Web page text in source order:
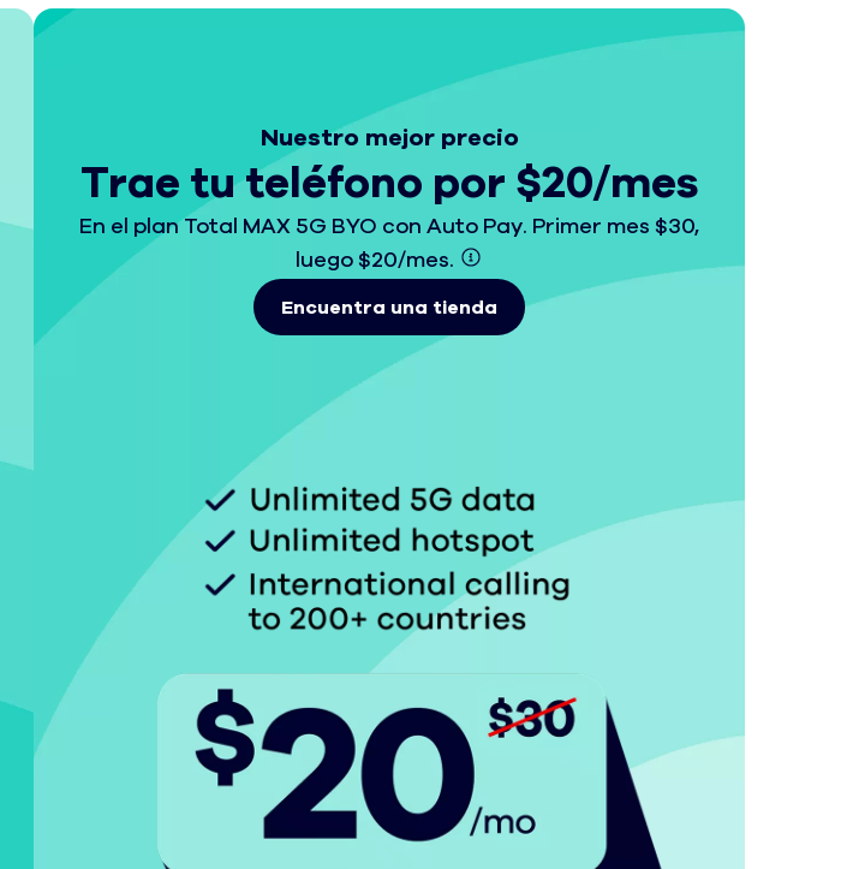
Nuestro mejor precio
Trae tu teléfono por $20/mes
En el plan Total MAX 5G BYO con Auto Pay. Primer mes $30,
luego $20/mes.
Encuentra una tienda